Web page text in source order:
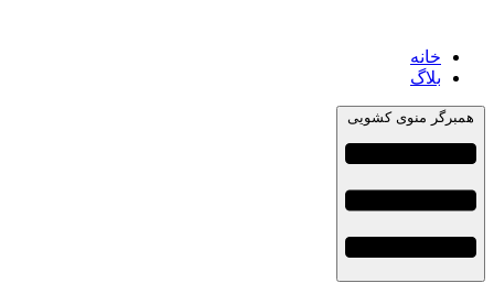
خانه
بلاگ
همبرگر منوی کشویی